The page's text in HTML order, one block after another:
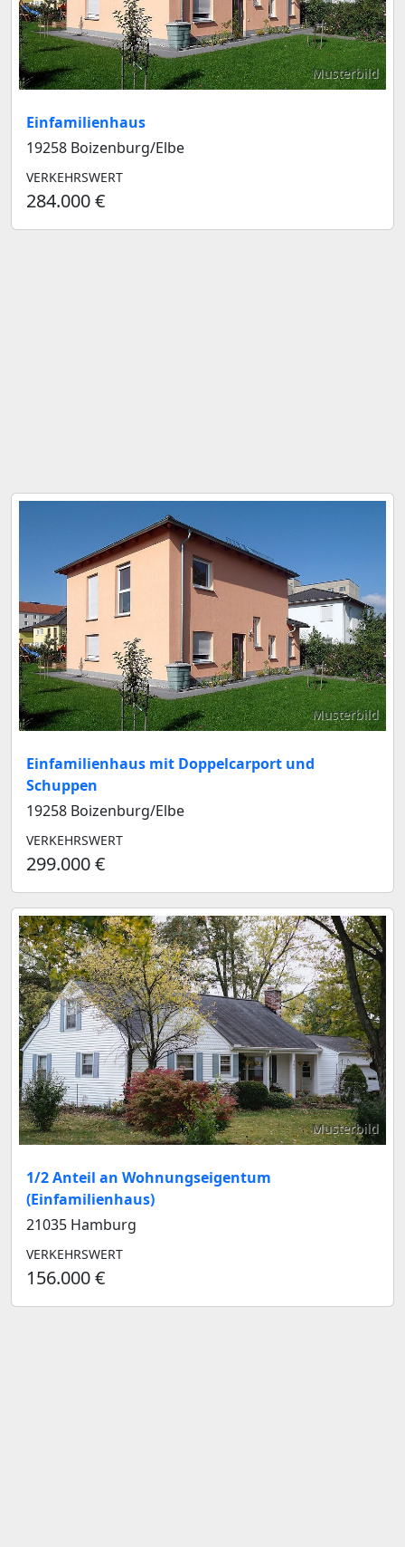
Musterbild
Einfamilienhaus
19258 Boizenburg/Elbe
VERKEHRSWERT
284.000 €
Musterbild
Einfamilienhaus mit Doppelcarport und
Schuppen
19258 Boizenburg/Elbe
VERKEHRSWERT
299.000 €
Musterbild
1/2 Anteil an Wohnungseigentum
(Einfamilienhaus)
21035 Hamburg
VERKEHRSWERT
156.000 €